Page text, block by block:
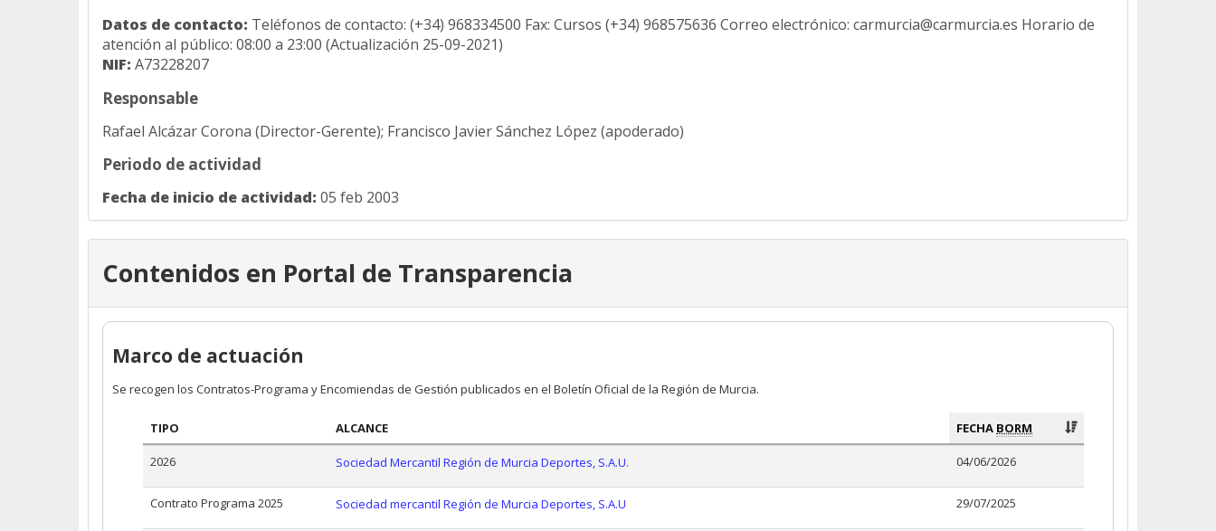
Datos de contacto: Teléfonos de contacto: (+34) 968334500 Fax: Cursos (+34) 968575636 Correo electrónico: carmurcia@carmurcia.es Horario de
atención al público: 08:00 a 23:00 (Actualización 25-09-2021)
NIF: A73228207
Responsable
Rafael Alcázar Corona (Director-Gerente); Francisco Javier Sánchez López (apoderado)
Periodo de actividad
Fecha de inicio de actividad: 05 feb 2003
Contenidos en Portal de Transparencia
Marco de actuación
Se recogen los Contratos-Programa y Encomiendas de Gestión publicados en el Boletín Oficial de la Región de Murcia.
TIPO ALCANCE FECHA BORM
2026 Sociedad Mercantil Región de Murcia Deportes, S.A.U. 04/06/2026
Contrato Programa 2025 Sociedad mercantil Región de Murcia Deportes, S.A.U 29/07/2025